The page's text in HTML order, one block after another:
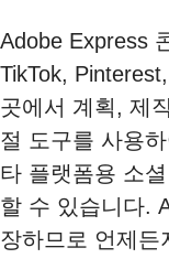
Adobe Express
TikTok,
곳에서 계획, 제
절 도구를 사용
타 플랫폼용 소
할 수 있습니다.
장하므로 언제든